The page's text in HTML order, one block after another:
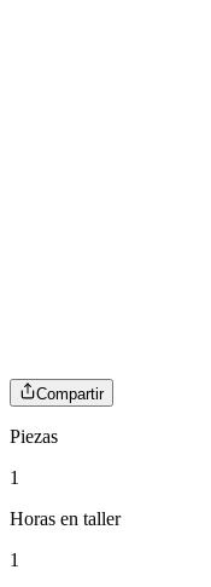
Compartir
Piezas
1
Horas en taller
1